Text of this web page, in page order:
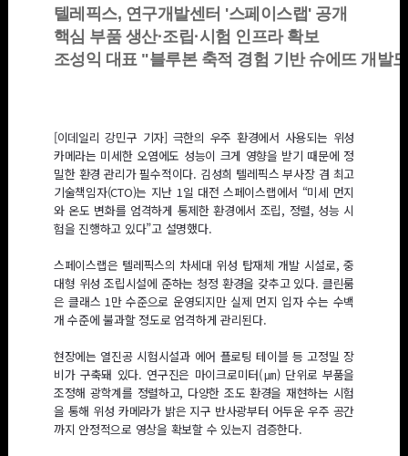
텔레픽스, 연구개발센터 '스페이스랩' 공개
핵심 부품 생산·조립·시험 인프라 확보
조성익 대표 "블루본 축적 경험 기반 슈에뜨 개발
[이데일리 강민구 기자] 극한의 우주 환경에서 사용되는 위성
카메라는 미세한 오염에도 성능이 크게 영향을 받기 때문에 정
밀한 환경 관리가 필수적이다. 김성희 텔레픽스 부사장 겸 최고
기술책임자(CTO)는 지난 1일 대전 스페이스랩에서 “미세 먼지
와 온도 변화를 엄격하게 통제한 환경에서 조립, 정렬, 성능 시
험을 진행하고 있다”고 설명했다.
스페이스랩은 텔레픽스의 차세대 위성 탑재체 개발 시설로, 중
대형 위성 조립시설에 준하는 청정 환경을 갖추고 있다. 클린룸
은 클래스 1만 수준으로 운영되지만 실제 먼지 입자 수는 수백
개 수준에 불과할 정도로 엄격하게 관리된다.
현장에는 열진공 시험시설과 에어 플로팅 테이블 등 고정밀 장
비가 구축돼 있다. 연구진은 마이크로미터(㎛) 단위로 부품을
조정해 광학계를 정렬하고, 다양한 조도 환경을 재현하는 시험
을 통해 위성 카메라가 밝은 지구 반사광부터 어두운 우주 공간
까지 안정적으로 영상을 확보할 수 있는지 검증한다.